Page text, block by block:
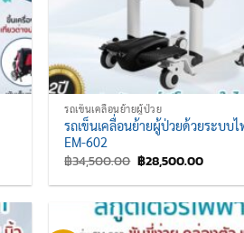
รถเข็นเคลื่อนย้ายผู้ป่วย
รถเข็นเคลื่อนย้ายผู้ป่วยด้วยระบบ
EM-602
฿34,500.00 Original
price
was:
฿34,500.00.
฿28,500.00Current
price
is:
฿